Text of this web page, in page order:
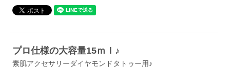
プロ仕様の大容量15ｍｌ♪
素肌アクセサリーダイヤモンドタトゥー用♪